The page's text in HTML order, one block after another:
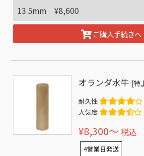
ご購入手続きへ
オランダ水牛 [特
耐久性
人気度
¥8,300〜 税込
4営業日発送